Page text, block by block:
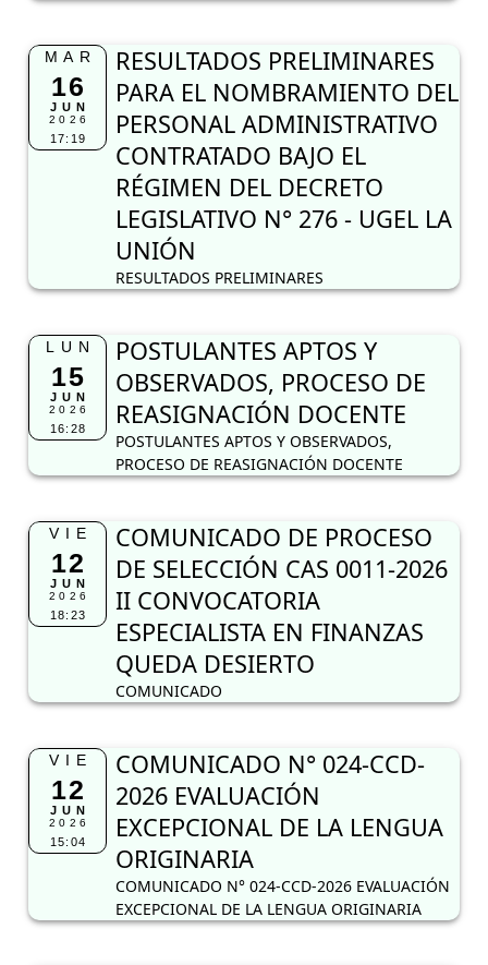
MAR
16
JUN
2026
17:19
RESULTADOS PRELIMINARES
PARA EL NOMBRAMIENTO DEL
PERSONAL ADMINISTRATIVO
CONTRATADO BAJO EL
RÉGIMEN DEL DECRETO
LEGISLATIVO N° 276 - UGEL LA
UNIÓN
RESULTADOS PRELIMINARES
LUN
15
JUN
2026
16:28
POSTULANTES APTOS Y
OBSERVADOS, PROCESO DE
REASIGNACIÓN DOCENTE
POSTULANTES APTOS Y OBSERVADOS,
PROCESO DE REASIGNACIÓN DOCENTE
VIE
12
JUN
2026
18:23
COMUNICADO DE PROCESO
DE SELECCIÓN CAS 0011-2026
II CONVOCATORIA
ESPECIALISTA EN FINANZAS
QUEDA DESIERTO
COMUNICADO
VIE
12
JUN
2026
15:04
COMUNICADO N° 024-CCD-
2026 EVALUACIÓN
EXCEPCIONAL DE LA LENGUA
ORIGINARIA
COMUNICADO N° 024-CCD-2026 EVALUACIÓN
EXCEPCIONAL DE LA LENGUA ORIGINARIA